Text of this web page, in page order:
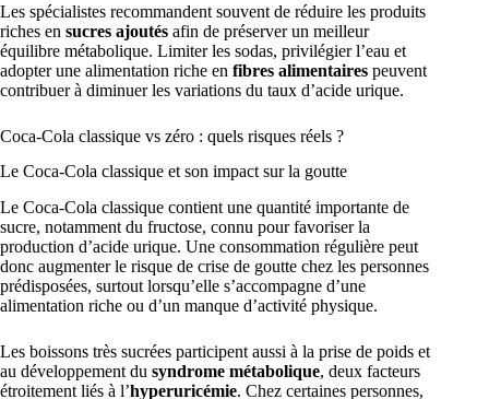
Les spécialistes recommandent souvent de réduire les produits
riches en sucres ajoutés afin de préserver un meilleur
équilibre métabolique. Limiter les sodas, privilégier l’eau et
adopter une alimentation riche en fibres alimentaires peuvent
contribuer à diminuer les variations du taux d’acide urique.
Coca-Cola classique vs zéro : quels risques réels ?
Le Coca-Cola classique et son impact sur la goutte
Le Coca-Cola classique contient une quantité importante de
sucre, notamment du fructose, connu pour favoriser la
production d’acide urique. Une consommation régulière peut
donc augmenter le risque de crise de goutte chez les personnes
prédisposées, surtout lorsqu’elle s’accompagne d’une
alimentation riche ou d’un manque d’activité physique.
Les boissons très sucrées participent aussi à la prise de poids et
au développement du syndrome métabolique, deux facteurs
étroitement liés à l’hyperuricémie. Chez certaines personnes,